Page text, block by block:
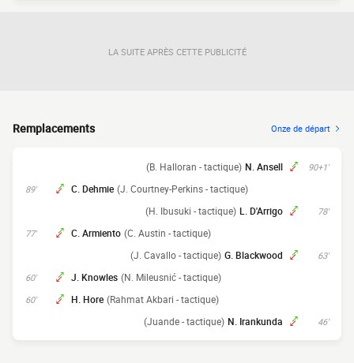
LA SUITE APRÈS CETTE PUBLICITÉ
Remplacements Onze de départ
90+1'
N. Ansell
(B. Halloran - tactique)
89' C. Dehmie (J. Courtney-Perkins - tactique)
78'
L. D'Arrigo
(H. Ibusuki - tactique)
77' C. Armiento (C. Austin - tactique)
63'
G. Blackwood
(J. Cavallo - tactique)
60' J. Knowles (N. Mileusnić - tactique)
60' H. Hore (Rahmat Akbari - tactique)
46'
N. Irankunda
(Juande - tactique)